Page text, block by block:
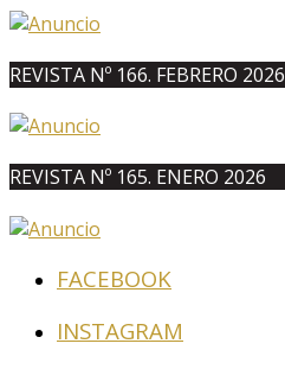
REVISTA Nº 166. FEBRERO 2026
REVISTA Nº 165. ENERO 2026
FACEBOOK
INSTAGRAM